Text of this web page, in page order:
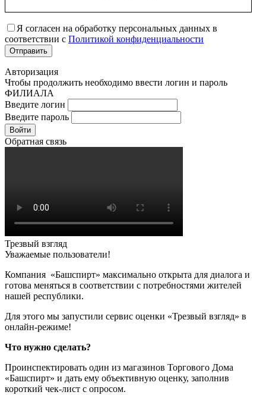
Я согласен на обработку персональных данных в
соответствии с Политикой конфиденциальности
Авторизация
Чтобы продолжить необходимо ввести логин и пароль
ФИЛИАЛА
Введите логин
Введите пароль
Войти
Обратная связь
Трезвый взгляд
Уважаемые пользователи!
Компания «Башспирт» максимально открыта для диалога и
готова меняться в соответствии с потребностями жителей
нашей республики.
Для этого мы запустили сервис оценки «Трезвый взгляд» в
онлайн-режиме!
Что нужно сделать?
Проинспектировать один из магазинов Торгового Дома
«Башспирт» и дать ему объективную оценку, заполнив
короткий чек-лист с опросом.